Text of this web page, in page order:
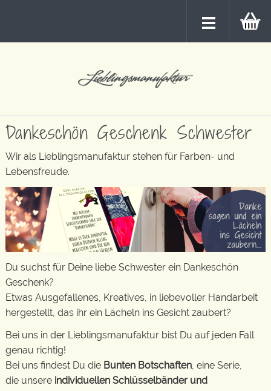
Dankeschön Geschenk Schwester
Wir als Lieblingsmanufaktur stehen für Farben- und
Lebensfreude.
Du suchst für Deine liebe Schwester ein Dankeschön
Geschenk?
Etwas Ausgefallenes, Kreatives, in liebevoller Handarbeit
hergestellt, das ihr ein Lächeln ins Gesicht zaubert?
Bei uns in der Lieblingsmanufaktur bist Du auf jeden Fall
genau richtig!
Bei uns findest Du die Bunten Botschaften, eine Serie,
die unsere individuellen Schlüsselbänder und